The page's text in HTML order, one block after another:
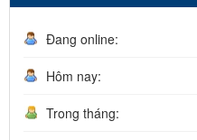
Đang online:
Hôm nay:
Trong tháng: